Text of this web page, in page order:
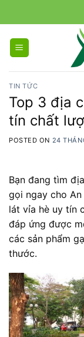
to
content
TIN TỨC
Top 3 địa
tín chất
POSTED ON 24
Bạn đang tìm
gọi ngay cho
lát vỉa hè uy tín
đáp ứng được
các sản phẩm
thước.